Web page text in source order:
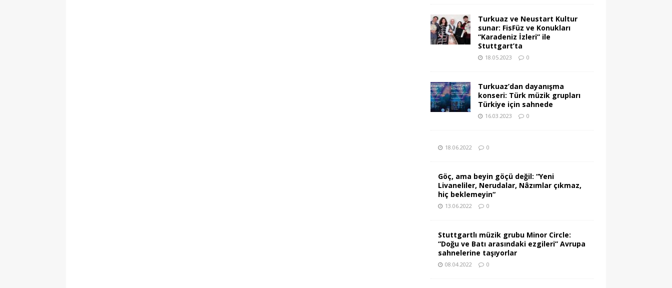
Turkuaz ve Neustart Kultur
sunar: FisFüz ve Konukları
“Karadeniz İzleri” ile
Stuttgart’ta
18.05.2023 0
Turkuaz’dan dayanışma
konseri: Türk müzik grupları
Türkiye için sahnede
16.03.2023 0
18.06.2022 0
Göç, ama beyin göçü değil: “Yeni
Livaneliler, Nerudalar, Nâzımlar çıkmaz,
hiç beklemeyin“
13.06.2022 0
Stuttgartlı müzik grubu Minor Circle:
“Doğu ve Batı arasındaki ezgileri” Avrupa
sahnelerine taşıyorlar
08.04.2022 0